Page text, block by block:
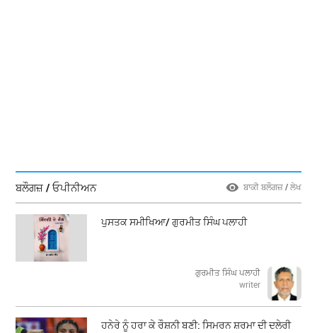
ਬਲੌਗਜ਼ / ਓਪੀਨੀਅਨ ਬਾਕੀ ਬਲੌਗਜ਼ / ਲੇਖ
ਪੁਸਤਕ ਸਮੀਖਿਆ/ ਗੁਰਮੀਤ ਸਿੰਘ ਪਲਾਹੀ
ਗੁਰਮੀਤ ਸਿੰਘ ਪਲਾਹੀ
writer
ਹਨੇਰੇ ਨੂੰ ਹਰਾ ਕੇ ਰੌਸ਼ਨੀ ਬਣੀ: ਸਿਮਰਨ ਸ਼ਰਮਾ ਦੀ ਦਲੇਰੀ